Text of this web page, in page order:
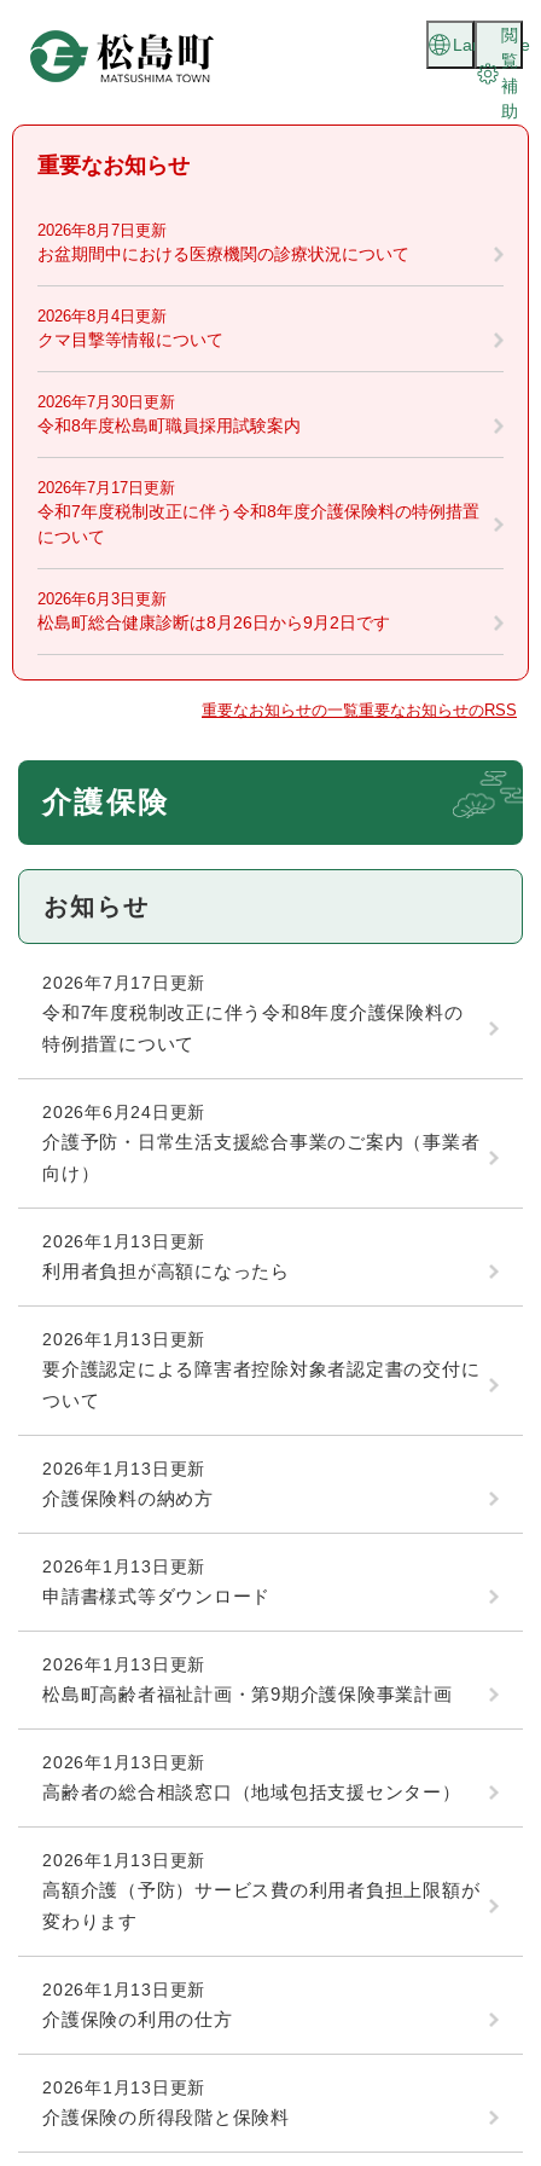
頭
閲
覧
補
助
Language
重要なお知らせ
2026年8月7日更新
お盆期間中における医療機関の診療状況について
2026年8月4日更新
クマ目撃等情報について
2026年7月30日更新
令和8年度松島町職員採用試験案内
2026年7月17日更新
令和7年度税制改正に伴う令和8年度介護保険料の特例措置
について
2026年6月3日更新
松島町総合健康診断は8月26日から9月2日です
重要なお知らせの一覧重要なお知らせのRSS
本
介護保険
お知らせ
2026年7月17日更新
令和7年度税制改正に伴う令和8年度介護保険料の
特例措置について
2026年6月24日更新
介護予防・日常生活支援総合事業のご案内（事業者
向け）
2026年1月13日更新
利用者負担が高額になったら
2026年1月13日更新
要介護認定による障害者控除対象者認定書の交付に
ついて
2026年1月13日更新
介護保険料の納め方
2026年1月13日更新
申請書様式等ダウンロード
2026年1月13日更新
松島町高齢者福祉計画・第9期介護保険事業計画
2026年1月13日更新
高齢者の総合相談窓口（地域包括支援センター）
2026年1月13日更新
高額介護（予防）サービス費の利用者負担上限額が
変わります
2026年1月13日更新
介護保険の利用の仕方
2026年1月13日更新
介護保険の所得段階と保険料